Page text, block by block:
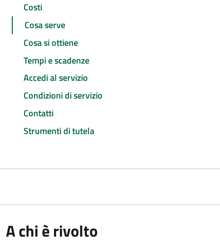
Costi
Cosa serve
Cosa si ottiene
Tempi e scadenze
Accedi al servizio
Condizioni di servizio
Contatti
Strumenti di tutela
A chi è rivolto